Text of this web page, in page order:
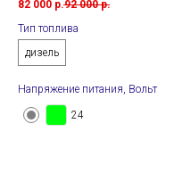
82 000 р.92 000 р.
Тип топлива
дизель
Напряжение питания, Вольт
24